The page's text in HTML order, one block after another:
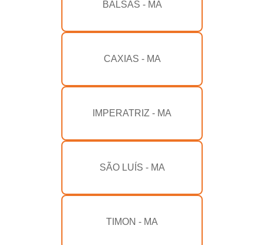
BALSAS - MA
CAXIAS - MA
IMPERATRIZ - MA
SÃO LUÍS - MA
TIMON - MA